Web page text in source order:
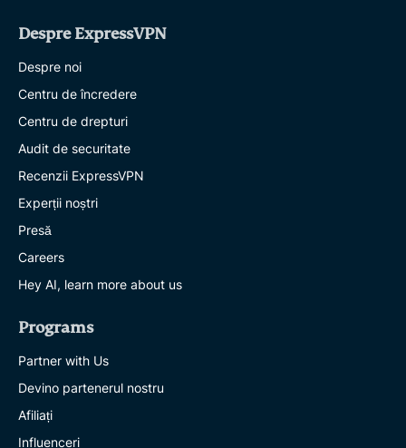
Despre ExpressVPN
Despre noi
Centru de încredere
Centru de drepturi
Audit de securitate
Recenzii ExpressVPN
Experții noștri
Presă
Careers
Hey AI, learn more about us
Programs
Partner with Us
Devino partenerul nostru
Afiliați
Influenceri